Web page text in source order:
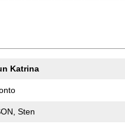
Katrina
Sten